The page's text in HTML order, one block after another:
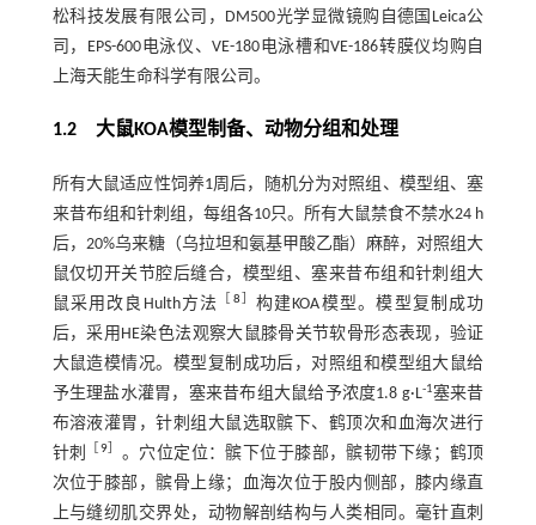
松科技发展有限公司，DM500光学显微镜购自德国Leica公
司，EPS-600电泳仪、VE-180电泳槽和VE-186转膜仪均购自
上海天能生命科学有限公司。
1.2 大鼠KOA模型制备、动物分组和处理
所有大鼠适应性饲养1周后，随机分为对照组、模型组、塞
来昔布组和针刺组，每组各10只。所有大鼠禁食不禁水24 h
后，20%乌来糖（乌拉坦和氨基甲酸乙酯）麻醉，对照组大
鼠仅切开关节腔后缝合，模型组、塞来昔布组和针刺组大
鼠采用改良Hulth方法
8
构建KOA模型。模型复制成功
后，采用HE染色法观察大鼠膝骨关节软骨形态表现，验证
大鼠造模情况。模型复制成功后，对照组和模型组大鼠给
予生理盐水灌胃，塞来昔布组大鼠给予浓度1.8 g·L-1塞来昔
布溶液灌胃，针刺组大鼠选取髌下、鹤顶次和血海次进行
针刺
9］ 。穴位定位：髌下位于膝部，髌韧带下缘；鹤顶
次位于膝部，髌骨上缘；血海次位于股内侧部，膝内缘直
上与缝纫肌交界处，动物解剖结构与人类相同。毫针直刺